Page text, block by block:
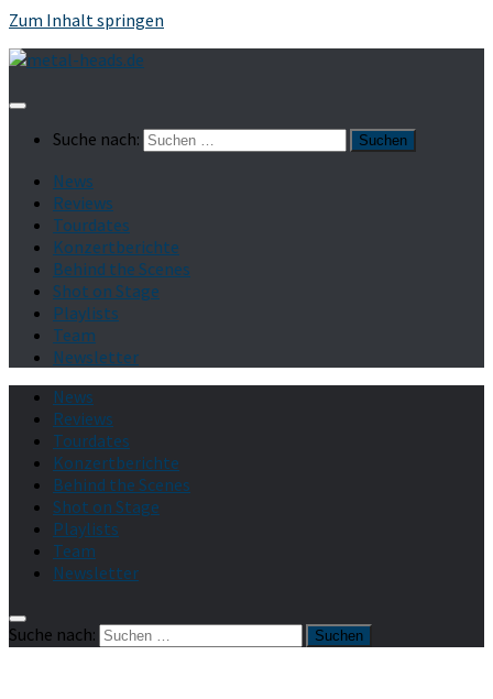
Zum Inhalt springen
Suche nach:
News
Reviews
Tourdates
Konzertberichte
Behind the Scenes
Shot on Stage
Playlists
Team
Newsletter
News
Reviews
Tourdates
Konzertberichte
Behind the Scenes
Shot on Stage
Playlists
Team
Newsletter
Suche nach: